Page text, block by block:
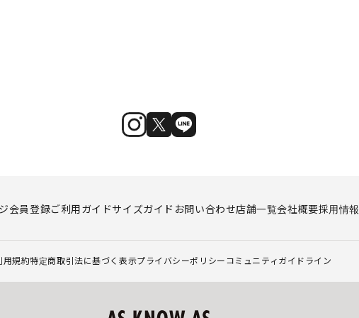
会員登録ご利用ガイドサイズガイド お問い合わせ店舗一覧会社概要採用情報
用規約特定商取引法に基づく表示プライバシーポリシー コミュニティガイドライン